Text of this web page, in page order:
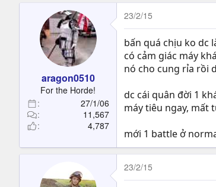
aragon0510
For the Horde!
27/1/06
11,567
4,787
23/2/15
bấn quá chịu ko dc
có cảm giác máy
nó cho cung rỉa rồi
dc cái quân đời 1
máy tiêu ngay, mất
mới 1 battle ở
23/2/15